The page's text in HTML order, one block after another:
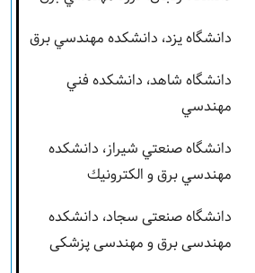
دانشگاه يزد، دانشکده مهندسي برق
دانشگاه شاهد، دانشکده فني
مهندسي
دانشگاه صنعتي شيراز، دانشكده
مهندسي برق و الكترونيك
دانشگاه صنعتی سجاد، دانشکده
مهندسی برق و مهندسی پزشکی